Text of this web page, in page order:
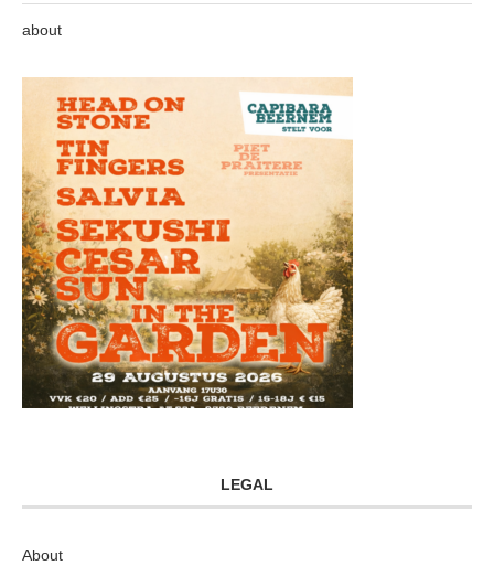
about
LEGAL
About